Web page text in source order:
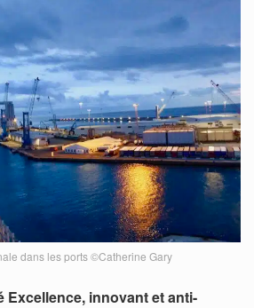
dans les ports ©Catherine Gary
Excellence, innovant et anti-